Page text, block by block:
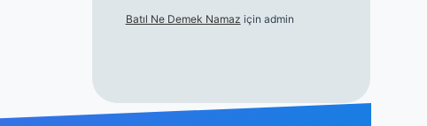
Batıl Ne Demek Namaz için admin